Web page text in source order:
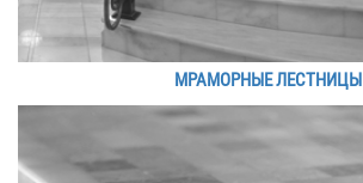
МРАМОРНЫЕ ЛЕСТНИЦЫ